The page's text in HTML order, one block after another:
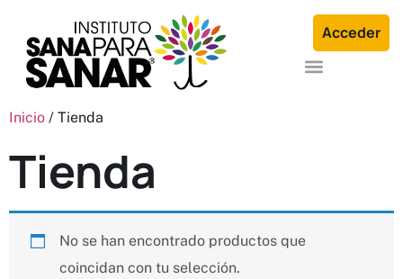
Acceder
Inicio / Tienda
Tienda
No se han encontrado productos que
coincidan con tu selección.